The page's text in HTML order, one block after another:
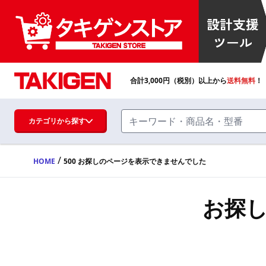
ハンドル・取手・つまみ・周辺機器
FA・A
合計3,000円（税別）以上から送料無料
カテゴリから探す
HOME / 500 お探しのページを表示できませんでした
お探